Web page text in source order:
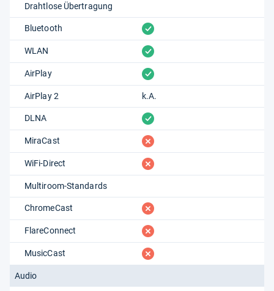
Drahtlose Übertragung
Bluetooth vorhanden
WLAN vorhanden
AirPlay vorhanden
AirPlay 2 k.A.
DLNA vorhanden
MiraCast fehlt
WiFi-Direct fehlt
Multiroom-Standards
ChromeCast fehlt
FlareConnect fehlt
MusicCast fehlt
Audio